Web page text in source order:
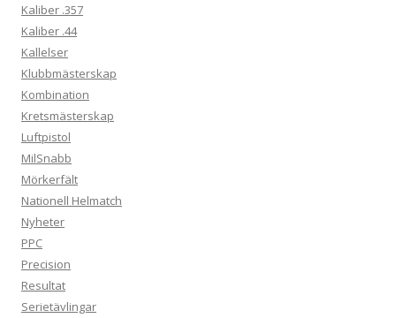
Kaliber .357
Kaliber .44
Kallelser
Klubbmästerskap
Kombination
Kretsmästerskap
Luftpistol
MilSnabb
Mörkerfält
Nationell Helmatch
Nyheter
PPC
Precision
Resultat
Serietävlingar